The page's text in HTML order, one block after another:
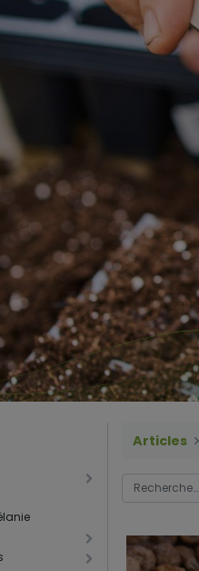
Articles